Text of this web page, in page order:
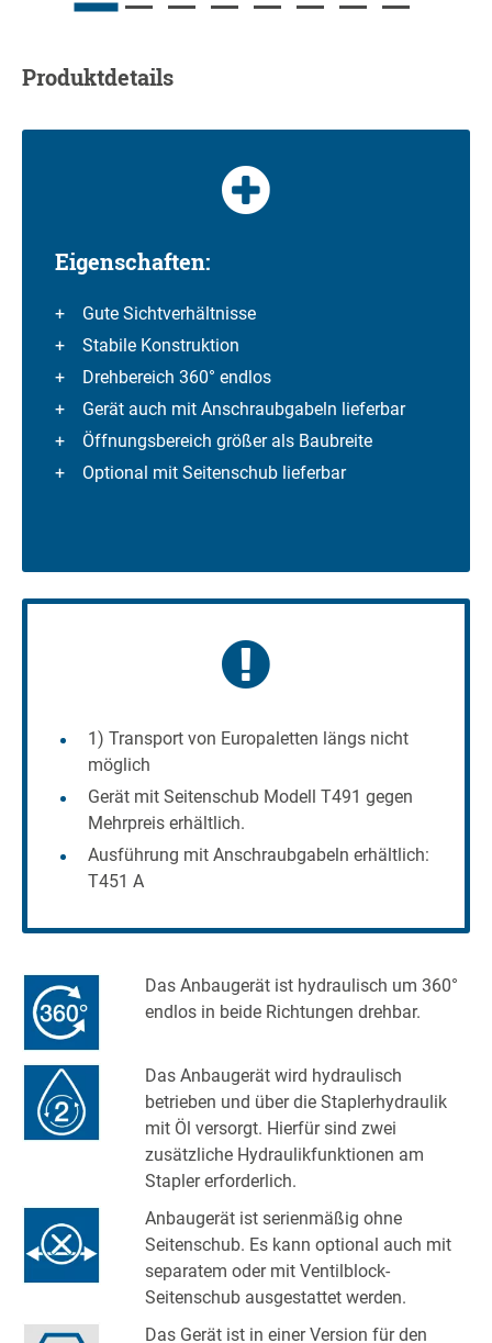
Produktdetails
Eigenschaften:
Gute Sichtverhältnisse
Stabile Konstruktion
Drehbereich 360° endlos
Gerät auch mit Anschraubgabeln lieferbar
Öffnungsbereich größer als Baubreite
Optional mit Seitenschub lieferbar
1) Transport von Europaletten längs nicht
möglich
Gerät mit Seitenschub Modell T491 gegen
Mehrpreis erhältlich.
Ausführung mit Anschraubgabeln erhältlich:
T451 A
Das Anbaugerät ist hydraulisch um 360°
endlos in beide Richtungen drehbar.
Das Anbaugerät wird hydraulisch
betrieben und über die Staplerhydraulik
mit Öl versorgt. Hierfür sind zwei
zusätzliche Hydraulikfunktionen am
Stapler erforderlich.
Anbaugerät ist serienmäßig ohne
Seitenschub. Es kann optional auch mit
separatem oder mit Ventilblock-
Seitenschub ausgestattet werden.
Das Gerät ist in einer Version für den